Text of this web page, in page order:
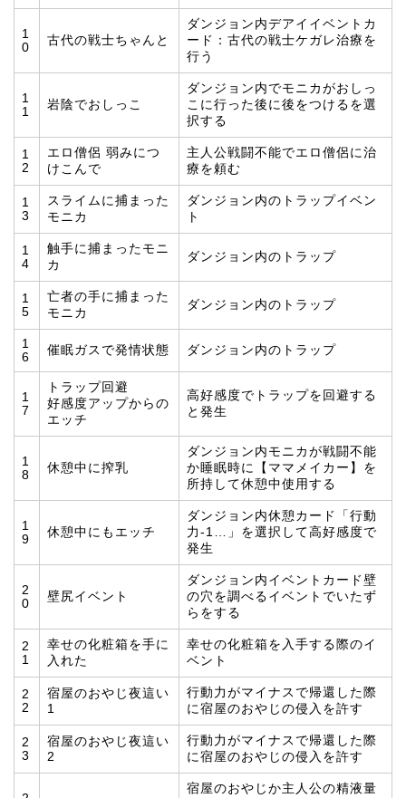
1
0
古代の戦士ちゃんと
ダンジョン内デアイイベントカ
ード：古代の戦士ケガレ治療を
行う
1
1
岩陰でおしっこ
ダンジョン内でモニカがおしっ
こに行った後に後をつけるを選
択する
1
2
エロ僧侶 弱みにつ
けこんで
主人公戦闘不能でエロ僧侶に治
療を頼む
1
3
スライムに捕まった
モニカ
ダンジョン内のトラップイベン
ト
1
4
触手に捕まったモニ
カ
ダンジョン内のトラップ
1
5
亡者の手に捕まった
モニカ
ダンジョン内のトラップ
1
6
催眠ガスで発情状態 ダンジョン内のトラップ
1
7
トラップ回避
好感度アップからの
エッチ
高好感度でトラップを回避する
と発生
1
8
休憩中に搾乳
ダンジョン内モニカが戦闘不能
か睡眠時に【ママメイカー】を
所持して休憩中使用する
1
9
休憩中にもエッチ
ダンジョン内休憩カード「行動
力-1…」を選択して高好感度で
発生
2
0
壁尻イベント
ダンジョン内イベントカード壁
の穴を調べるイベントでいたず
らをする
2
1
幸せの化粧箱を手に
入れた
幸せの化粧箱を入手する際のイ
ベント
2
2
宿屋のおやじ夜這い
1
行動力がマイナスで帰還した際
に宿屋のおやじの侵入を許す
2
3
宿屋のおやじ夜這い
2
行動力がマイナスで帰還した際
に宿屋のおやじの侵入を許す
宿屋のおやじか主人公の精液量